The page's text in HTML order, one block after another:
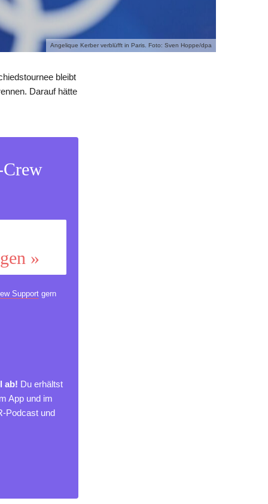
Angelique Kerber verblüfft in Paris. Foto: Sven Hoppe/dpa
bleibt
Darauf hätte
»
Supportgern
ab! Du erhältst
App und im
Podcast und